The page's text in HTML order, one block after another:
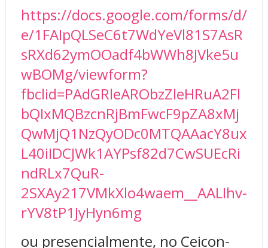
https://docs.google.com/forms/d/
e/1FAIpQLSeC6t7WdYeVl81S7AsR
sRXd62ymOOadf4bWWh8JVke5u
wBOMg/viewform?
fbclid=PAdGRleARObzZleHRuA2Fl
bQIxMQBzcnRjBmFwcF9pZA8xMj
QwMjQ1NzQyODc0MTQAAacY8ux
L40iIDCJWk1AYPsf82d7CwSUEcRi
ndRLx7QuR-
2SXAy217VMkXlo4waem__AALIhv-
rYV8tP1JyHyn6mg
ou presencialmente, no Ceicon-